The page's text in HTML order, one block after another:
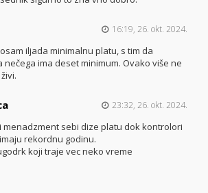
16:19, 26. okt. 2024.
iljada minimalnu platu, s tim da
nečega ima deset minimum. Ovako više ne
23:32, 26. okt. 2024.
menadzment sebi dize platu dok kontrolori
rekordnu godinu.
koji traje vec neko vreme